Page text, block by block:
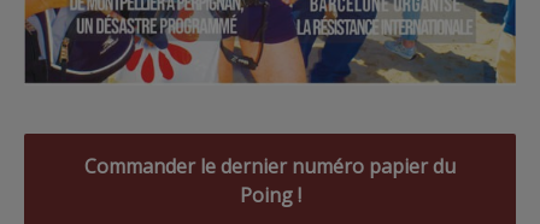
Commander le dernier numéro papier du
Poing !